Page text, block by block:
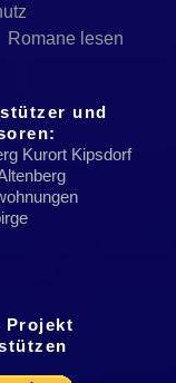
Romane lesen
und
Kurort Kipsdorf
Projekt